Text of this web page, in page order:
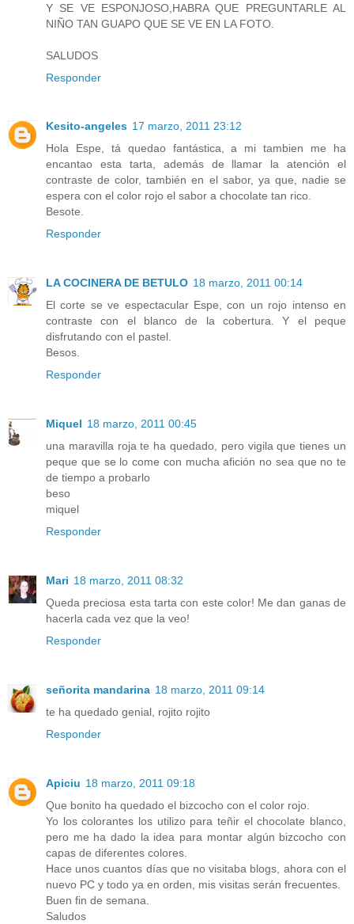
Y SE VE ESPONJOSO,HABRA QUE PREGUNTARLE AL
NIÑO TAN GUAPO QUE SE VE EN LA FOTO.
SALUDOS
Responder
Kesito-angeles 17 marzo, 2011 23:12
Hola Espe, tá quedao fantástica, a mi tambien me ha
encantao esta tarta, además de llamar la atención el
contraste de color, también en el sabor, ya que, nadie se
espera con el color rojo el sabor a chocolate tan rico.
Besote.
Responder
LA COCINERA DE BETULO 18 marzo, 2011 00:14
El corte se ve espectacular Espe, con un rojo intenso en
contraste con el blanco de la cobertura. Y el peque
disfrutando con el pastel.
Besos.
Responder
Miquel 18 marzo, 2011 00:45
una maravilla roja te ha quedado, pero vigila que tienes un
peque que se lo come con mucha afición no sea que no te
de tiempo a probarlo
beso
miquel
Responder
Mari 18 marzo, 2011 08:32
Queda preciosa esta tarta con este color! Me dan ganas de
hacerla cada vez que la veo!
Responder
señorita mandarina 18 marzo, 2011 09:14
te ha quedado genial, rojito rojito
Responder
Apiciu 18 marzo, 2011 09:18
Que bonito ha quedado el bizcocho con el color rojo.
Yo los colorantes los utilizo para teñir el chocolate blanco,
pero me ha dado la idea para montar algún bizcocho con
capas de diferentes colores.
Hace unos cuantos días que no visitaba blogs, ahora con el
nuevo PC y todo ya en orden, mis visitas serán frecuentes.
Buen fin de semana.
Saludos